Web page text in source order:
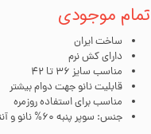
موجودی
ساخت ایران
دارای کش نرم
مناسب سایز 36 تا 42
قابلیت نانو جهت دوام بیشتر
مناسب برای استفاده روزمره
جنس: سوپر پنبه 60% نانو و آنتی باکتریال